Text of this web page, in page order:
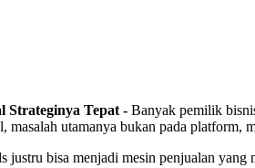
Strateginya Tepat - Banyak pemilik
masalah utamanya bukan pada platform,
justru bisa menjadi mesin penjualan